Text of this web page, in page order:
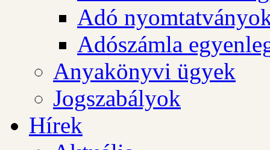
Adó
Adószámla
Anyakönyvi ügyek
Jogszabályok
Hírek